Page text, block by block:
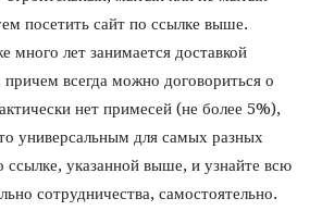
посетить сайт по ссылке выше.
много лет занимается доставкой
всегда можно договориться о
нет примесей (не более 5%),
универсальным для самых разных
ссылке, указанной выше, и узнайте всю
сотрудничества, самостоятельно.